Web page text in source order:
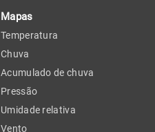
Mapas
Temperatura
Chuva
Acumulado de chuva
Pressão
Umidade relativa
Vento